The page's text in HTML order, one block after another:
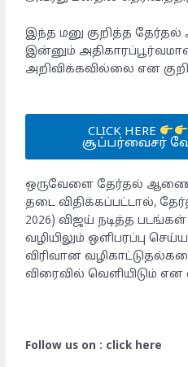
இந்த மனு குறித்த
இன்னும் அதிகாரப்பூர்வமான
அறிவிக்கவில்லை என
CLICK HERE
சூப்பர்வைசர்
ஒருவேளை தேர்தல்
தடை விதிக்கப்பட்டால்,
2026) விஜய் நடித்த
வழியிலும் ஒளிபரப்பு
விரிவான
விரைவில் வெளியிடும் என
Follow us on : click here